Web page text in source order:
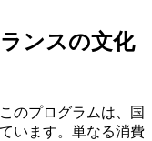
ンスの文化
のプログラムは、国
います。単なる消費